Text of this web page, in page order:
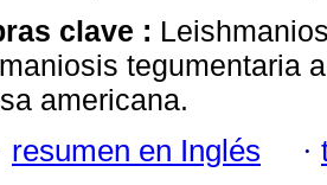
clave :
tegumentaria
americana.
resumen en Inglés ·